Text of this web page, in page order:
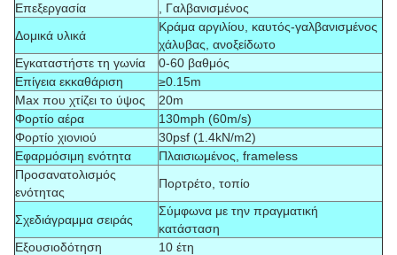
Επεξεργασία
, Γαλβανισμένος
Δομικά υλικά
Κράμα αργιλίου, καυτός-γαλβανισμένος
χάλυβας, ανοξείδωτο
Εγκαταστήστε τη γωνία
0-60 βαθμός
Επίγεια εκκαθάριση
≥0.15m
Max που χτίζει το ύψος
20m
Φορτίο αέρα
130mph (60m/s)
Φορτίο χιονιού
30psf (1.4kN/m2)
Εφαρμόσιμη ενότητα
Πλαισιωμένος, frameless
Προσανατολισμός
ενότητας
Πορτρέτο, τοπίο
Σχεδιάγραμμα σειράς
Σύμφωνα με την πραγματική
κατάσταση
Εξουσιοδότηση
10 έτη